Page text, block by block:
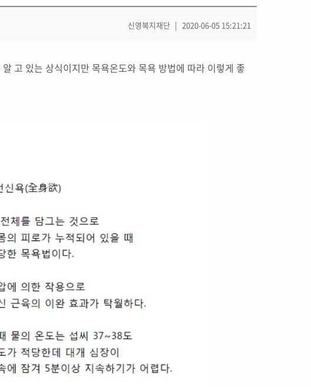
신영복지재단 2020-06-05 15:21:21
고 있는 상식이지만 목욕온도와 목욕 방법에 따라 이렇게 좋